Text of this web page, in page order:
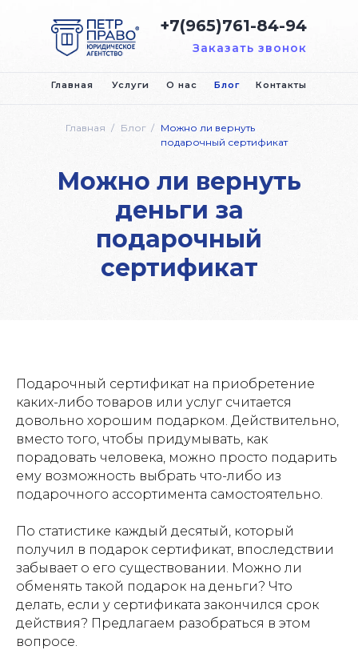
Главная /
Можно ли вернуть
деньги за
подарочный
сертификат
Главная Услуги О нас Контакты
+7(965)761-84-94
Заказать звонок
Блог
Блог
/ Можно ли вернуть
подарочный сертификат
Подарочный сертификат на приобретение
каких-либо товаров или услуг считается
довольно хорошим подарком. Действительно,
вместо того, чтобы придумывать, как
порадовать человека, можно просто подарить
ему возможность выбрать что-либо из
подарочного ассортимента самостоятельно.
По статистике каждый десятый, который
получил в подарок сертификат, впоследствии
забывает о его существовании. Можно ли
обменять такой подарок на деньги? Что
делать, если у сертификата закончился срок
действия? Предлагаем разобраться в этом
вопросе.